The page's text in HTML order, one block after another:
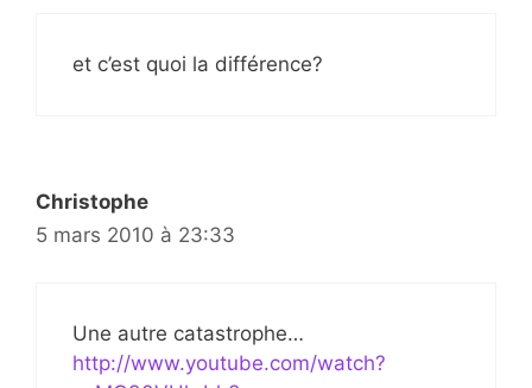
et c’est quoi la différence?
Christophe
5 mars 2010 à 23:33
Une autre catastrophe…
http://www.youtube.com/watch?